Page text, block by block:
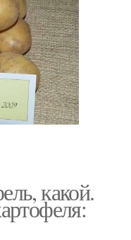
какой.